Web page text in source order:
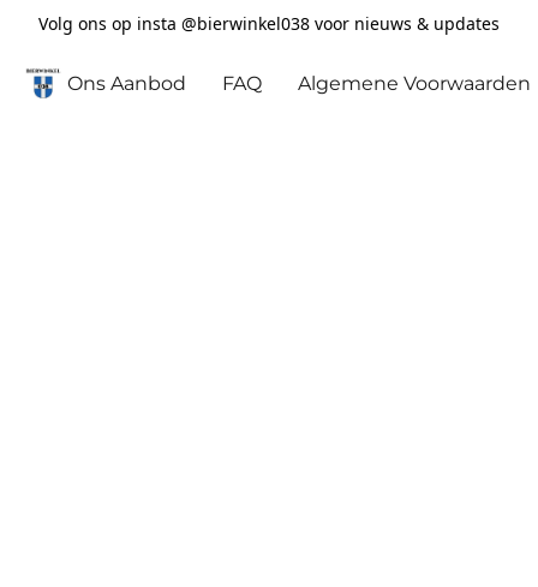
Volg ons op insta @bierwinkel038 voor nieuws & updates
Ons Aanbod FAQ Algemene Voorwaarden